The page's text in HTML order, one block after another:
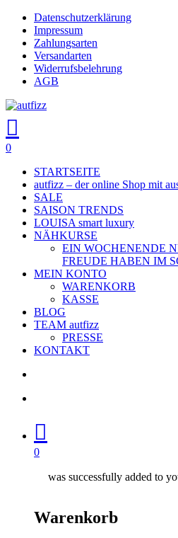
Skip
main
content
Datenschutzerklärung
Impressum
Zahlungsarten
Versandarten
Widerrufsbelehrung
AGB
search
account
0
STARTSEITE
autfizz – der online Shop mit
SALE
SAISON TRENDS
LOUISA smart luxury
NÄHKURSE
EIN WOCHENENDE
FREUDE HABEN IM
MEIN KONTO
WARENKORB
KASSE
BLOG
TEAM autfizz
PRESSE
KONTAKT
0
was successfully added to
Warenkorb